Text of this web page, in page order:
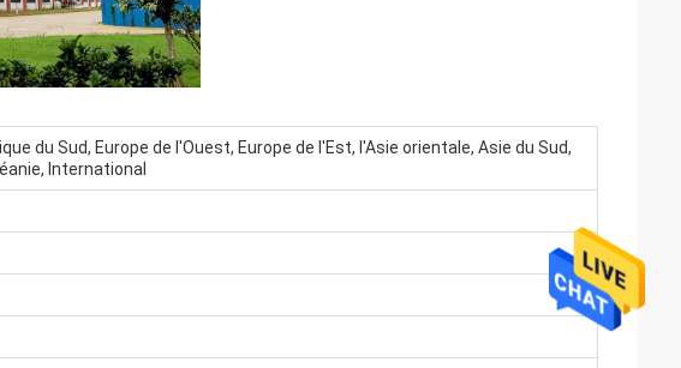
du Sud, Europe de l'Ouest, Europe de l'Est, l'Asie orientale, Asie du Sud,
International